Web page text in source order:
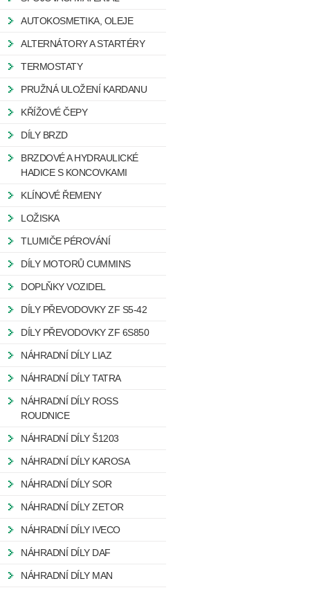
AUTOKOSMETIKA, OLEJE
ALTERNÁTORY A STARTÉRY
TERMOSTATY
PRUŽNÁ ULOŽENÍ KARDANU
KŘÍŽOVÉ ČEPY
DÍLY BRZD
BRZDOVÉ A HYDRAULICKÉ
HADICE S KONCOVKAMI
KLÍNOVÉ ŘEMENY
LOŽISKA
TLUMIČE PÉROVÁNÍ
DÍLY MOTORŮ CUMMINS
DOPLŇKY VOZIDEL
DÍLY PŘEVODOVKY ZF S5-42
DÍLY PŘEVODOVKY ZF 6S850
NÁHRADNÍ DÍLY LIAZ
NÁHRADNÍ DÍLY TATRA
NÁHRADNÍ DÍLY ROSS
ROUDNICE
NÁHRADNÍ DÍLY Š1203
NÁHRADNÍ DÍLY KAROSA
NÁHRADNÍ DÍLY SOR
NÁHRADNÍ DÍLY ZETOR
NÁHRADNÍ DÍLY IVECO
NÁHRADNÍ DÍLY DAF
NÁHRADNÍ DÍLY MAN